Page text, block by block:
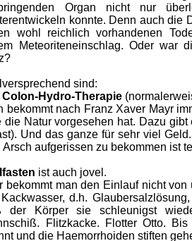
Organ nicht nur
konnte. Denn auch die
wohl reichlich vorhandenen
Meteoriteneinschlag. Oder war
sind:
Colon-Hydro-Therapie
bekommt nach Franz Xaver Mayr
die Natur vorgesehen hat. Dazu
Und das ganze für sehr viel
Arsch aufgerissen zu bekommen ist
ist auch jovel.
bekommt man den Einlauf nicht
d.h.
der Körper sie schleunigst
Flitzkacke. Flotter Otto.
und die Haemorrhoiden stiften